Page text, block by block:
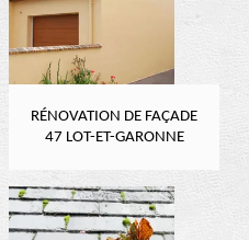
RÉNOVATION DE FAÇADE
47 LOT-ET-GARONNE